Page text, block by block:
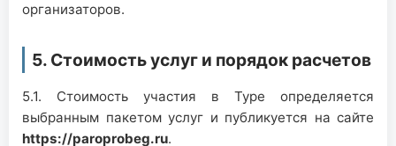
организаторов.
5. Стоимость услуг и порядок расчетов
5.1. Стоимость участия в Туре определяется
выбранным пакетом услуг и публикуется на сайте
https://paroprobeg.ru.